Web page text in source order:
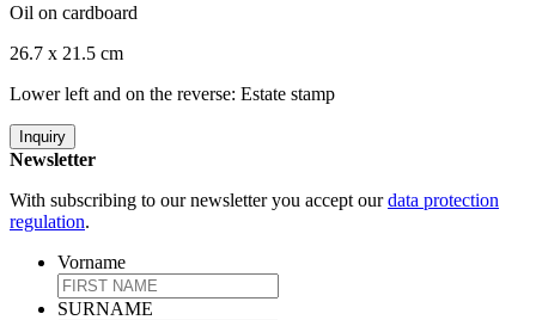
Oil on cardboard
26.7 x 21.5 cm
Lower left and on the reverse: Estate stamp
Inquiry
Newsletter
With subscribing to our newsletter you accept ourdata protection
regulation.
Vorname
SURNAME